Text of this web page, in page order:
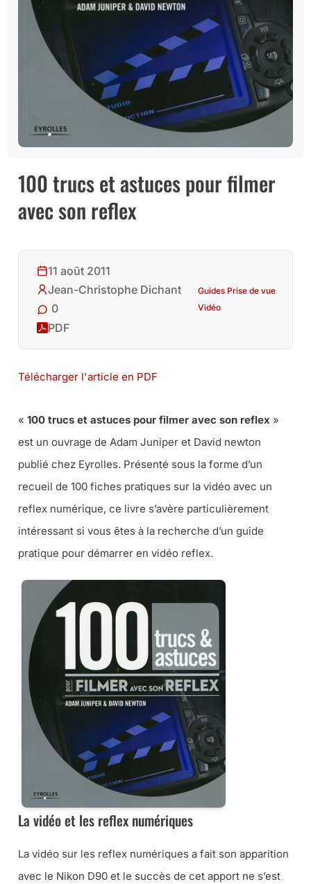
100 trucs et astuces pour filmer
avec son reflex
11 août 2011
Jean-Christophe Dichant
0
PDF
Guides Prise de vue
Vidéo
Télécharger l'article en PDF
« 100 trucs et astuces pour filmer avec son reflex »
est un ouvrage de Adam Juniper et David newton
publié chez Eyrolles. Présenté sous la forme d’un
recueil de 100 fiches pratiques sur la vidéo avec un
reflex numérique, ce livre s’avère particulièrement
intéressant si vous êtes à la recherche d’un guide
pratique pour démarrer en vidéo reflex.
La vidéo et les reflex numériques
La vidéo sur les reflex numériques a fait son apparition
avec le Nikon D90 et le succès de cet apport ne s’est